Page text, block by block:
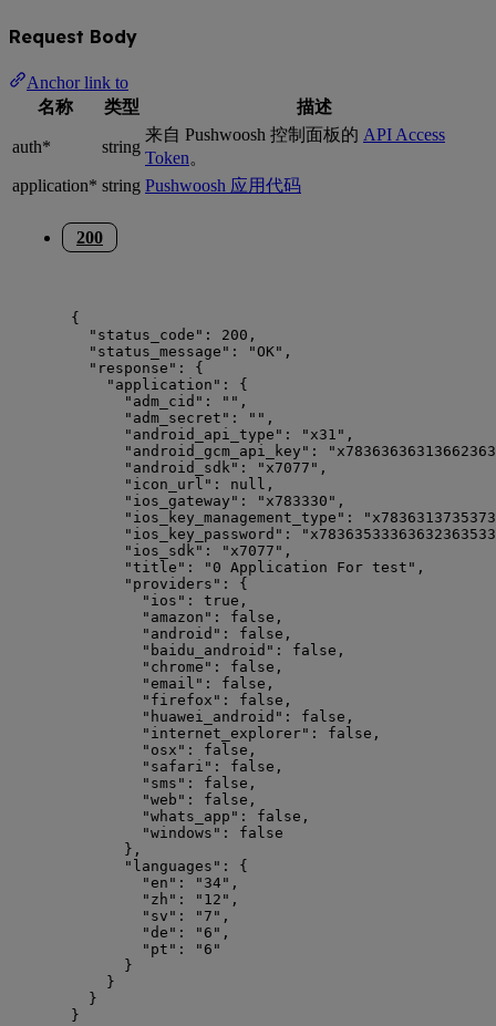
Request Body
Anchor link to
名称
类型 描述
auth* string
来自 Pushwoosh 控制面板的 API Access
Token。
application* string Pushwoosh 应用代码
200
{
"status_code" : 200 ,
"status_message" : "OK" ,
"response" : {
"application" : {
"adm_cid" : "" ,
"adm_secret" : "" ,
"android_api_type" : " x31 " ,
"android_gcm_api_key" : "
"android_sdk" : " x7077 " ,
"icon_url" : null ,
"ios_gateway" : " x783330 " ,
"ios_key_management_type" : "
"ios_key_password" : "
"ios_sdk" : " x7077 " ,
"title" : " 0 Application For test " ,
"providers" : {
"ios" : true ,
"amazon" : false ,
"android" : false ,
"baidu_android" : false ,
"chrome" : false ,
"email" : false ,
"firefox" : false ,
"huawei_android" : false ,
"internet_explorer" : false ,
"osx" : false ,
"safari" : false ,
"sms" : false ,
"web" : false ,
"whats_app" : false ,
"windows" : false
},
"languages" : {
"en" : " 34" ,
"zh" : " 12 " ,
"sv" : " 7 " ,
"de" : " 6 " ,
"pt" : " 6 "
}
}
}
}